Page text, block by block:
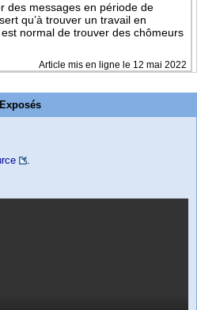
des messages en période de
qu’à trouver un travail en
normal de trouver des chômeurs
Article mis en ligne le 12 mai 2022
Exposés